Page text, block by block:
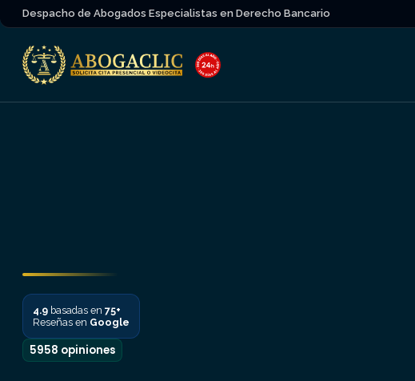
Despacho de Abogados Especialistas en Derecho Bancario
4.9 basadas en 75+
Reseñas en Google
5958 opiniones